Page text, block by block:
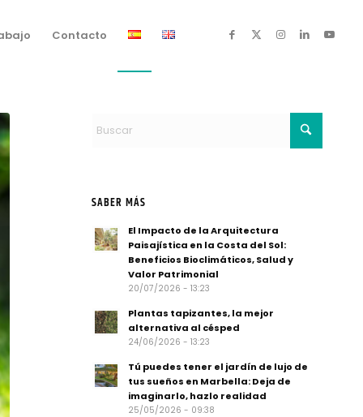
Contacto
SABER MÁS
El Impacto de la Arquitectura
Paisajística en la Costa del Sol:
Beneficios Bioclimáticos, Salud y
Valor Patrimonial
20/07/2026 - 13:23
Plantas tapizantes, la mejor
alternativa al césped
24/06/2026 - 13:23
Tú puedes tener el jardín de lujo de
tus sueños en Marbella: Deja de
imaginarlo, hazlo realidad
25/05/2026 - 09:38